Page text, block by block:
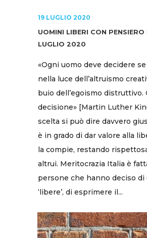
19 LUGLIO 2020
UOMINI LIBERI CON PENSIERO
LUGLIO 2020
«Ogni uomo deve decidere
nella luce dell’altruismo
buio dell’egoismo distruttivo.
decisione» [Martin Luther
scelta si può dire davvero
è in grado di dar valore alla
la compie, restando
altrui. Meritocrazia Italia è
persone che hanno deciso di
‘libere’, di esprimere il...